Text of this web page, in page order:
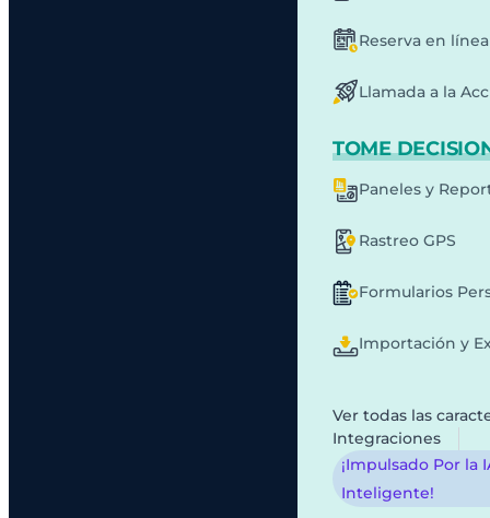
Reserva en línea
Llamada a la
TOME
Paneles y
Rastreo GPS
Formularios
Importación y
Ver todas las
Integraciones
¡Impulsado Por la
Inteligente!